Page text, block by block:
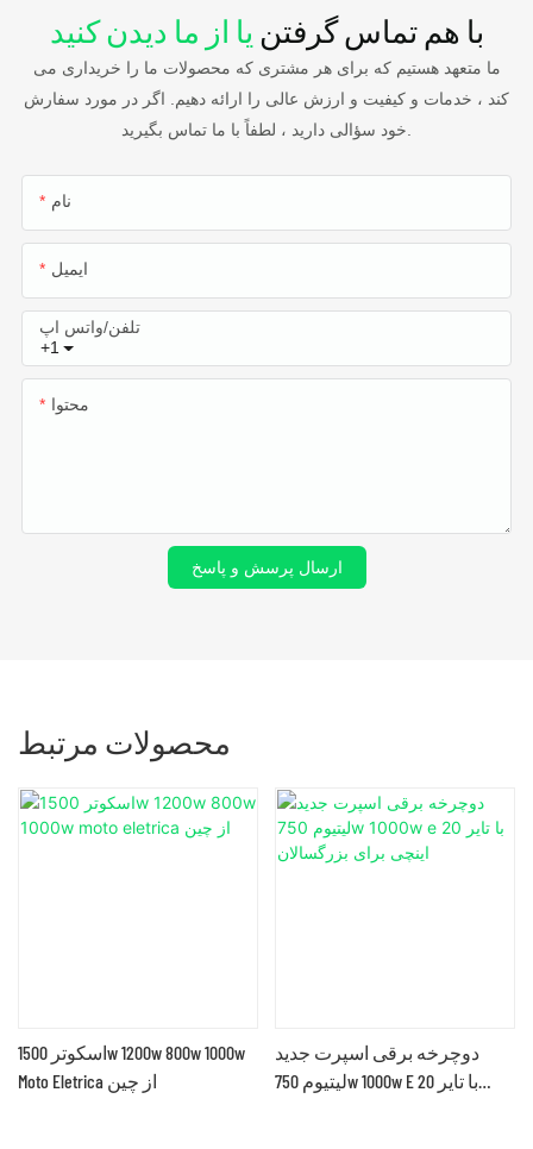
با هم تماس گرفتن یا از ما دیدن کنید
ما متعهد هستیم که برای هر مشتری که محصولات ما را خریداری می
کند ، خدمات و کیفیت و ارزش عالی را ارائه دهیم. اگر در مورد سفارش
خود سؤالی دارید ، لطفاً با ما تماس بگیرید.
نام
ایمیل
+1
تلفن/واتس اپ
محتوا
ارسال پرسش و پاسخ
محصولات مرتبط
اسکوتر 1500w 1200w 800w 1000w
Moto Eletrica از چین
دوچرخه برقی اسپرت جدید
لیتیوم 750w 1000w E با تایر 20